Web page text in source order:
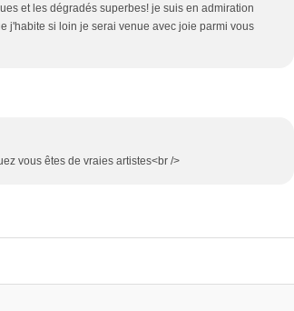
et les dégradés superbes! je suis en admiration
j'habite si loin je serai venue avec joie parmi vous
vous êtes de vraies artistes<br />